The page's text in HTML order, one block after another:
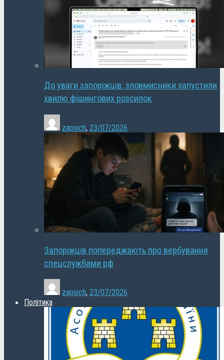
До уваги запоріжців: зловмисники запустили
хвилю фішингових розсилок
zapsich, 23/07/2026
Запоріжців попереджають про вербування
спецслужбами рф
zapsich, 23/07/2026
Політика